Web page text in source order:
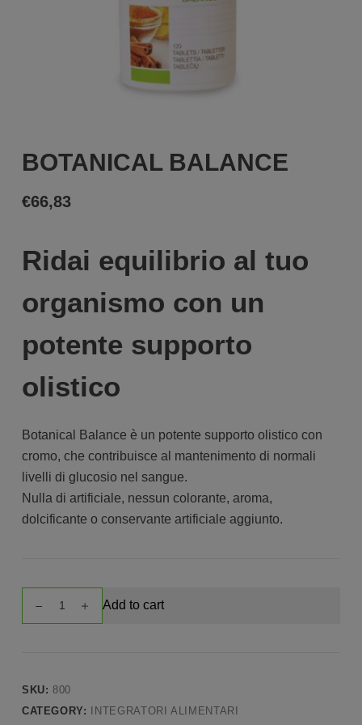
BOTANICAL BALANCE
€66,83
Ridai equilibrio al tuo
organismo con un
potente supporto
olistico
Botanical Balance è un potente supporto olistico con
cromo, che contribuisce al mantenimento di normali
livelli di glucosio nel sangue.
Nulla di artificiale, nessun colorante, aroma,
dolcificante o conservante artificiale aggiunto.
Add to cart
SKU:800
CATEGORY: INTEGRATORI ALIMENTARI